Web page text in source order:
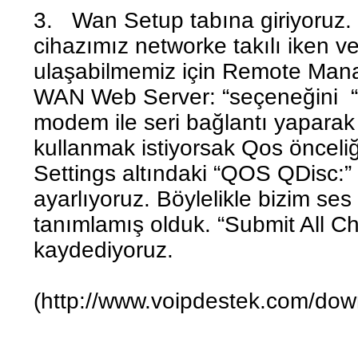
3. Wan Setup tabına
cihazımız networke takılı iken
ulaşabilmemiz için Remote
WAN Web Server: “seçeneğini
modem ile seri bağlantı
kullanmak istiyorsak Qos
Settings altındaki “QOS
ayarlıyoruz. Böylelikle bizim
tanımlamış olduk. “Submit All
kaydediyoruz.
(http://www.voipdestek.com/